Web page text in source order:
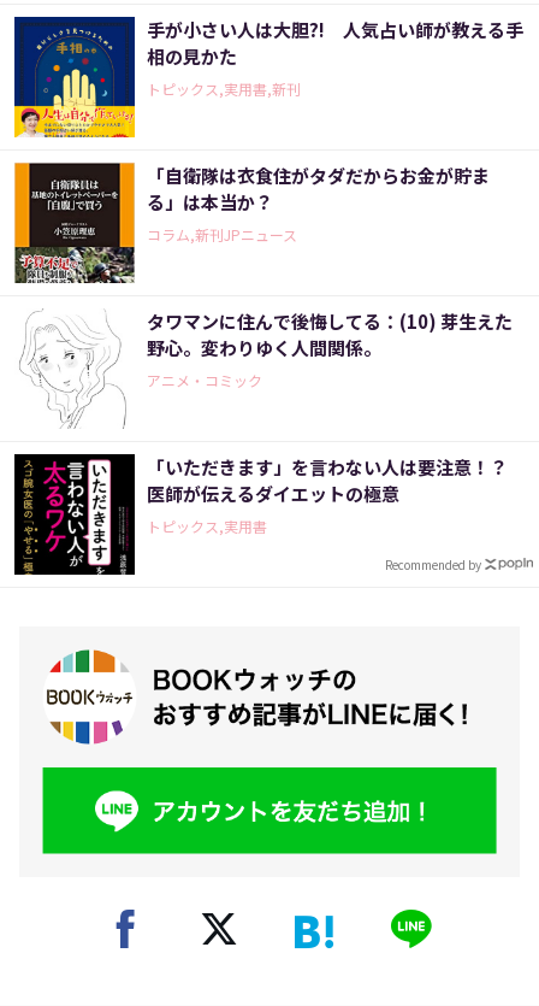
手が小さい人は大胆?! 人気占い師が教える手
相の見かた
トピックス,実用書,新刊
「自衛隊は衣食住がタダだからお金が貯ま
る」は本当か？
コラム,新刊JPニュース
タワマンに住んで後悔してる：(10) 芽生えた
野心。変わりゆく人間関係。
アニメ・コミック
「いただきます」を言わない人は要注意！？
医師が伝えるダイエットの極意
トピックス,実用書
Recommended by